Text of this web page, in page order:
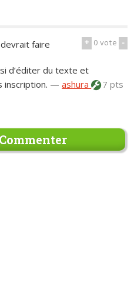
+ 0vote -
faire
d’éditer du texte et
inscription. —ashura
7 pts